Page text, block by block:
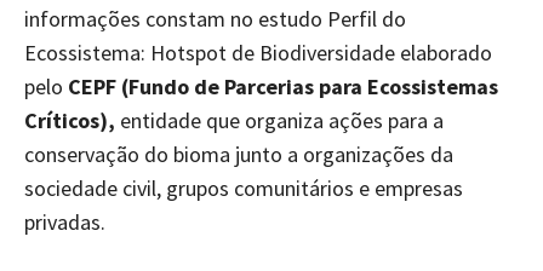
informações constam no estudo Perfil do
Ecossistema: Hotspot de Biodiversidade elaborado
pelo CEPF (Fundo de Parcerias para Ecossistemas
Críticos), entidade que organiza ações para a
conservação do bioma junto a organizações da
sociedade civil, grupos comunitários e empresas
privadas.